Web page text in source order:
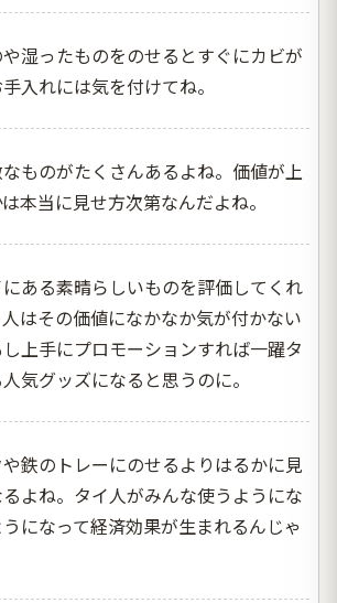
湿ったものをのせるとすぐにカビが
入れには気を付けてね。
ものがたくさんあるよね。価値が上
本当に見せ方次第なんだよね。
ある素晴らしいものを評価してくれ
はその価値になかなか気が付かない
上手にプロモーションすれば一躍タ
気グッズになると思うのに。
鉄のトレーにのせるよりはるかに見
よね。タイ人がみんな使うようにな
になって経済効果が生まれるんじゃ